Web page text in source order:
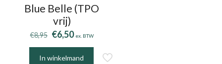
Blue Belle (TPO
vrij)
€8,95 Oorspronkelijke
prijs
was:
€6,50Huidige
prijs
is:
ex. BTW
In winkelmand